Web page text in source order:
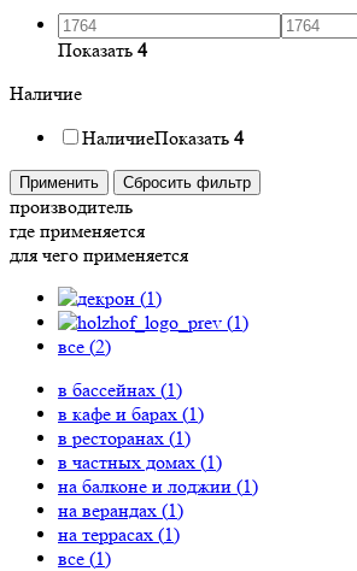
Показать 4
Наличие
НаличиеПоказать 4
Применить Сбросить фильтр
производитель
где применяется
для чего применяется
(1)
(1)
все (2)
в бассейнах (1)
в кафе и барах (1)
в ресторанах (1)
в частных домах (1)
на балконе и лоджии (1)
на верандах (1)
на террасах (1)
все (1)